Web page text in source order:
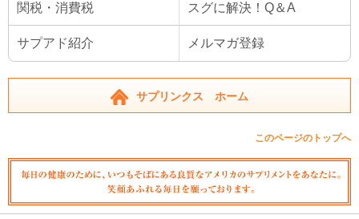
関税・消費税 スグに解決！Q＆A
サプアド紹介 メルマガ登録
サプリンクス ホーム
このページのトップへ